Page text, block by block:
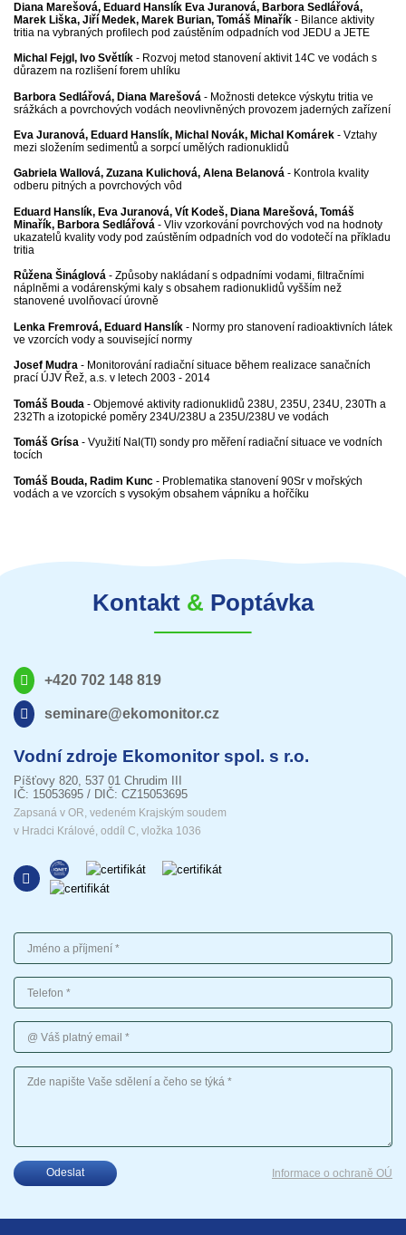
Diana Marešová, Eduard Hanslík Eva Juranová, Barbora Sedlářová,
Marek Liška, Jiří Medek, Marek Burian, Tomáš Minařík - Bilance aktivity
tritia na vybraných profilech pod zaústěním odpadních vod JEDU a JETE
Michal Fejgl, Ivo Světlík - Rozvoj metod stanovení aktivit 14C ve vodách s
důrazem na rozlišení forem uhlíku
Barbora Sedlářová, Diana Marešová - Možnosti detekce výskytu tritia ve
srážkách a povrchových vodách neovlivněných provozem jaderných zařízení
Eva Juranová, Eduard Hanslík, Michal Novák, Michal Komárek - Vztahy
mezi složením sedimentů a sorpcí umělých radionuklidů
Gabriela Wallová, Zuzana Kulichová, Alena Belanová - Kontrola kvality
odberu pitných a povrchových vôd
Eduard Hanslík, Eva Juranová, Vít Kodeš, Diana Marešová, Tomáš
Minařík, Barbora Sedlářová - Vliv vzorkování povrchových vod na hodnoty
ukazatelů kvality vody pod zaústěním odpadních vod do vodotečí na příkladu
tritia
Růžena Šináglová - Způsoby nakládaní s odpadními vodami, filtračními
náplněmi a vodárenskými kaly s obsahem radionuklidů vyšším než
stanovené uvolňovací úrovně
Lenka Fremrová, Eduard Hanslík - Normy pro stanovení radioaktivních látek
ve vzorcích vody a související normy
Josef Mudra - Monitorování radiační situace během realizace sanačních
prací ÚJV Řež, a.s. v letech 2003 - 2014
Tomáš Bouda - Objemové aktivity radionuklidů 238U, 235U, 234U, 230Th a
232Th a izotopické poměry 234U/238U a 235U/238U ve vodách
Tomáš Grísa - Využití NaI(TI) sondy pro měření radiační situace ve vodních
tocích
Tomáš Bouda, Radim Kunc - Problematika stanovení 90Sr v mořských
vodách a ve vzorcích s vysokým obsahem vápníku a hořčíku
Kontakt & Poptávka
+420 702 148 819
seminare@ekomonitor.cz
Vodní zdroje Ekomonitor spol. s r.o.
Píšťovy 820, 537 01 Chrudim III
IČ: 15053695 / DIČ: CZ15053695
Zapsaná v OR, vedeném Krajským soudem
v Hradci Králové, oddíl C, vložka 1036
Jméno a příjmení
Telefon
Váš platný email
Vaše sdělení
Odeslat Informace o ochraně OÚ